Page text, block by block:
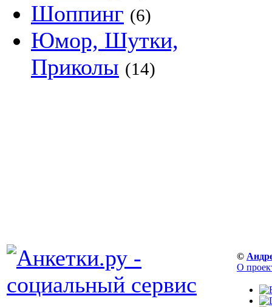
Шоппинг (6)
Юмор, Шутки,
Приколы (14)
©
О